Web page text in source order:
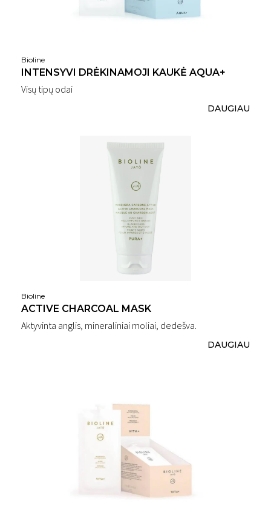
Bioline
INTENSYVI DRĖKINAMOJI KAUKĖ AQUA+
Visų tipų odai
DAUGIAU
Bioline
ACTIVE CHARCOAL MASK
Aktyvinta anglis, mineraliniai moliai, dedešva.
DAUGIAU